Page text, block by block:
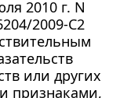
2010 г. N
2009-С2
или других
признаками,